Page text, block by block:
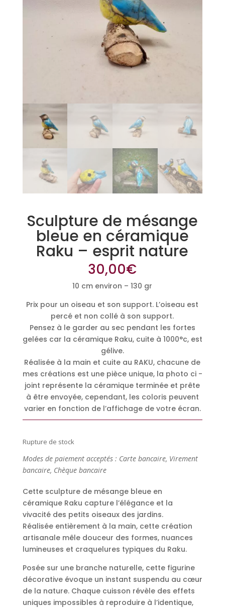
Sculpture de mésange
bleue en céramique
Raku – esprit nature
30,00€
10 cm environ – 130 gr
Prix pour un oiseau et son support. L’oiseau est
percé et non collé à son support.
Pensez à le garder au sec pendant les fortes
gelées car la céramique Raku, cuite à 1000°c, est
gélive.
Réalisée à la main et cuite au RAKU, chacune de
mes créations est une pièce unique, la photo ci -
joint représente la céramique terminée et prête
à être envoyée, cependant, les coloris peuvent
varier en fonction de l’affichage de votre écran.
Rupture de stock
Modes de paiement acceptés : Carte bancaire, Virement
bancaire, Chèque bancaire
Cette sculpture de mésange bleue en
céramique Raku capture l’élégance et la
vivacité des petits oiseaux des jardins.
Réalisée entièrement à la main, cette création
artisanale mêle douceur des formes, nuances
lumineuses et craquelures typiques du Raku.
Posée sur une branche naturelle, cette figurine
décorative évoque un instant suspendu au cœur
de la nature. Chaque cuisson révèle des effets
uniques impossibles à reproduire à l’identique,